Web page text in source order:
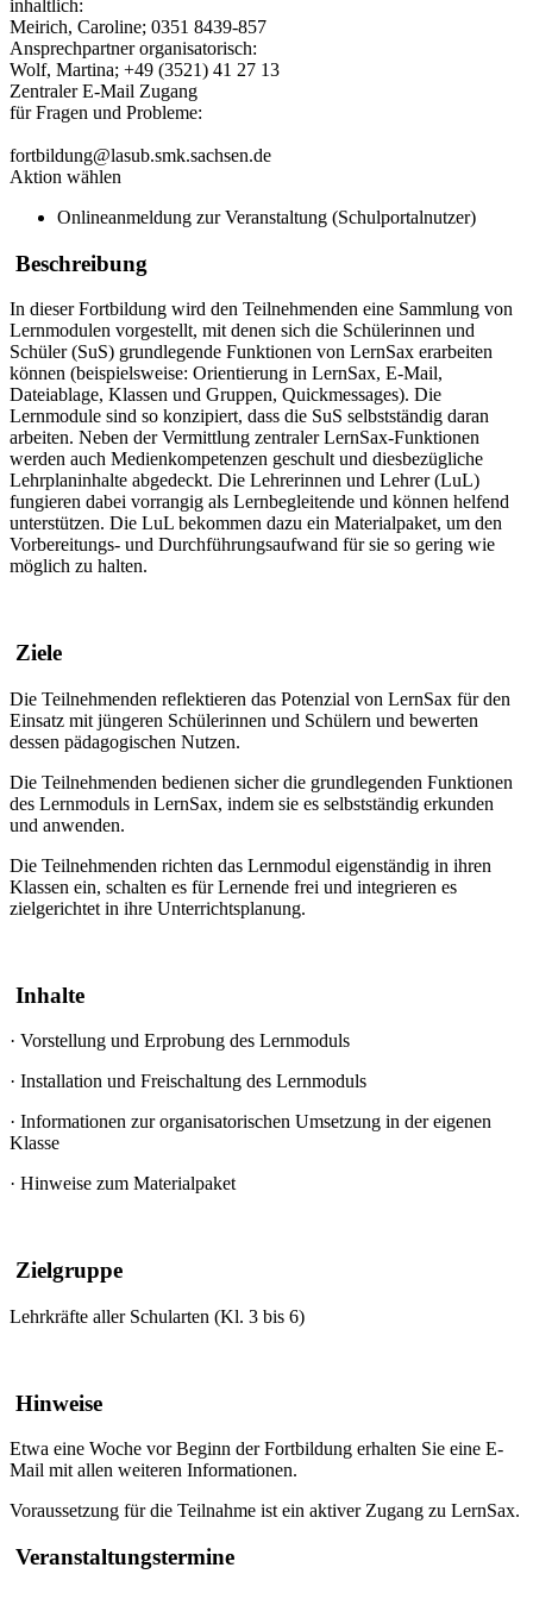
inhaltlich:
Meirich, Caroline; 0351 8439-857
Ansprechpartner organisatorisch:
Wolf, Martina; +49 (3521) 41 27 13
Zentraler E-Mail Zugang
für Fragen und Probleme:
fortbildung@lasub.smk.sachsen.de
Aktion wählen
Onlineanmeldung zur Veranstaltung (Schulportalnutzer)
Beschreibung
In dieser Fortbildung wird den Teilnehmenden eine Sammlung von
Lernmodulen vorgestellt, mit denen sich die Schülerinnen und
Schüler (SuS) grundlegende Funktionen von LernSax erarbeiten
können (beispielsweise: Orientierung in LernSax, E-Mail,
Dateiablage, Klassen und Gruppen, Quickmessages). Die
Lernmodule sind so konzipiert, dass die SuS selbstständig daran
arbeiten. Neben der Vermittlung zentraler LernSax-Funktionen
werden auch Medienkompetenzen geschult und diesbezügliche
Lehrplaninhalte abgedeckt. Die Lehrerinnen und Lehrer (LuL)
fungieren dabei vorrangig als Lernbegleitende und können helfend
unterstützen. Die LuL bekommen dazu ein Materialpaket, um den
Vorbereitungs- und Durchführungsaufwand für sie so gering wie
möglich zu halten.
Ziele
Die Teilnehmenden reflektieren das Potenzial von LernSax für den
Einsatz mit jüngeren Schülerinnen und Schülern und bewerten
dessen pädagogischen Nutzen.
Die Teilnehmenden bedienen sicher die grundlegenden Funktionen
des Lernmoduls in LernSax, indem sie es selbstständig erkunden
und anwenden.
Die Teilnehmenden richten das Lernmodul eigenständig in ihren
Klassen ein, schalten es für Lernende frei und integrieren es
zielgerichtet in ihre Unterrichtsplanung.
Inhalte
· Vorstellung und Erprobung des Lernmoduls
· Installation und Freischaltung des Lernmoduls
· Informationen zur organisatorischen Umsetzung in der eigenen
Klasse
· Hinweise zum Materialpaket
Zielgruppe
Lehrkräfte aller Schularten (Kl. 3 bis 6)
Hinweise
Etwa eine Woche vor Beginn der Fortbildung erhalten Sie eine E-
Mail mit allen weiteren Informationen.
Voraussetzung für die Teilnahme ist ein aktiver Zugang zu LernSax.
Veranstaltungstermine